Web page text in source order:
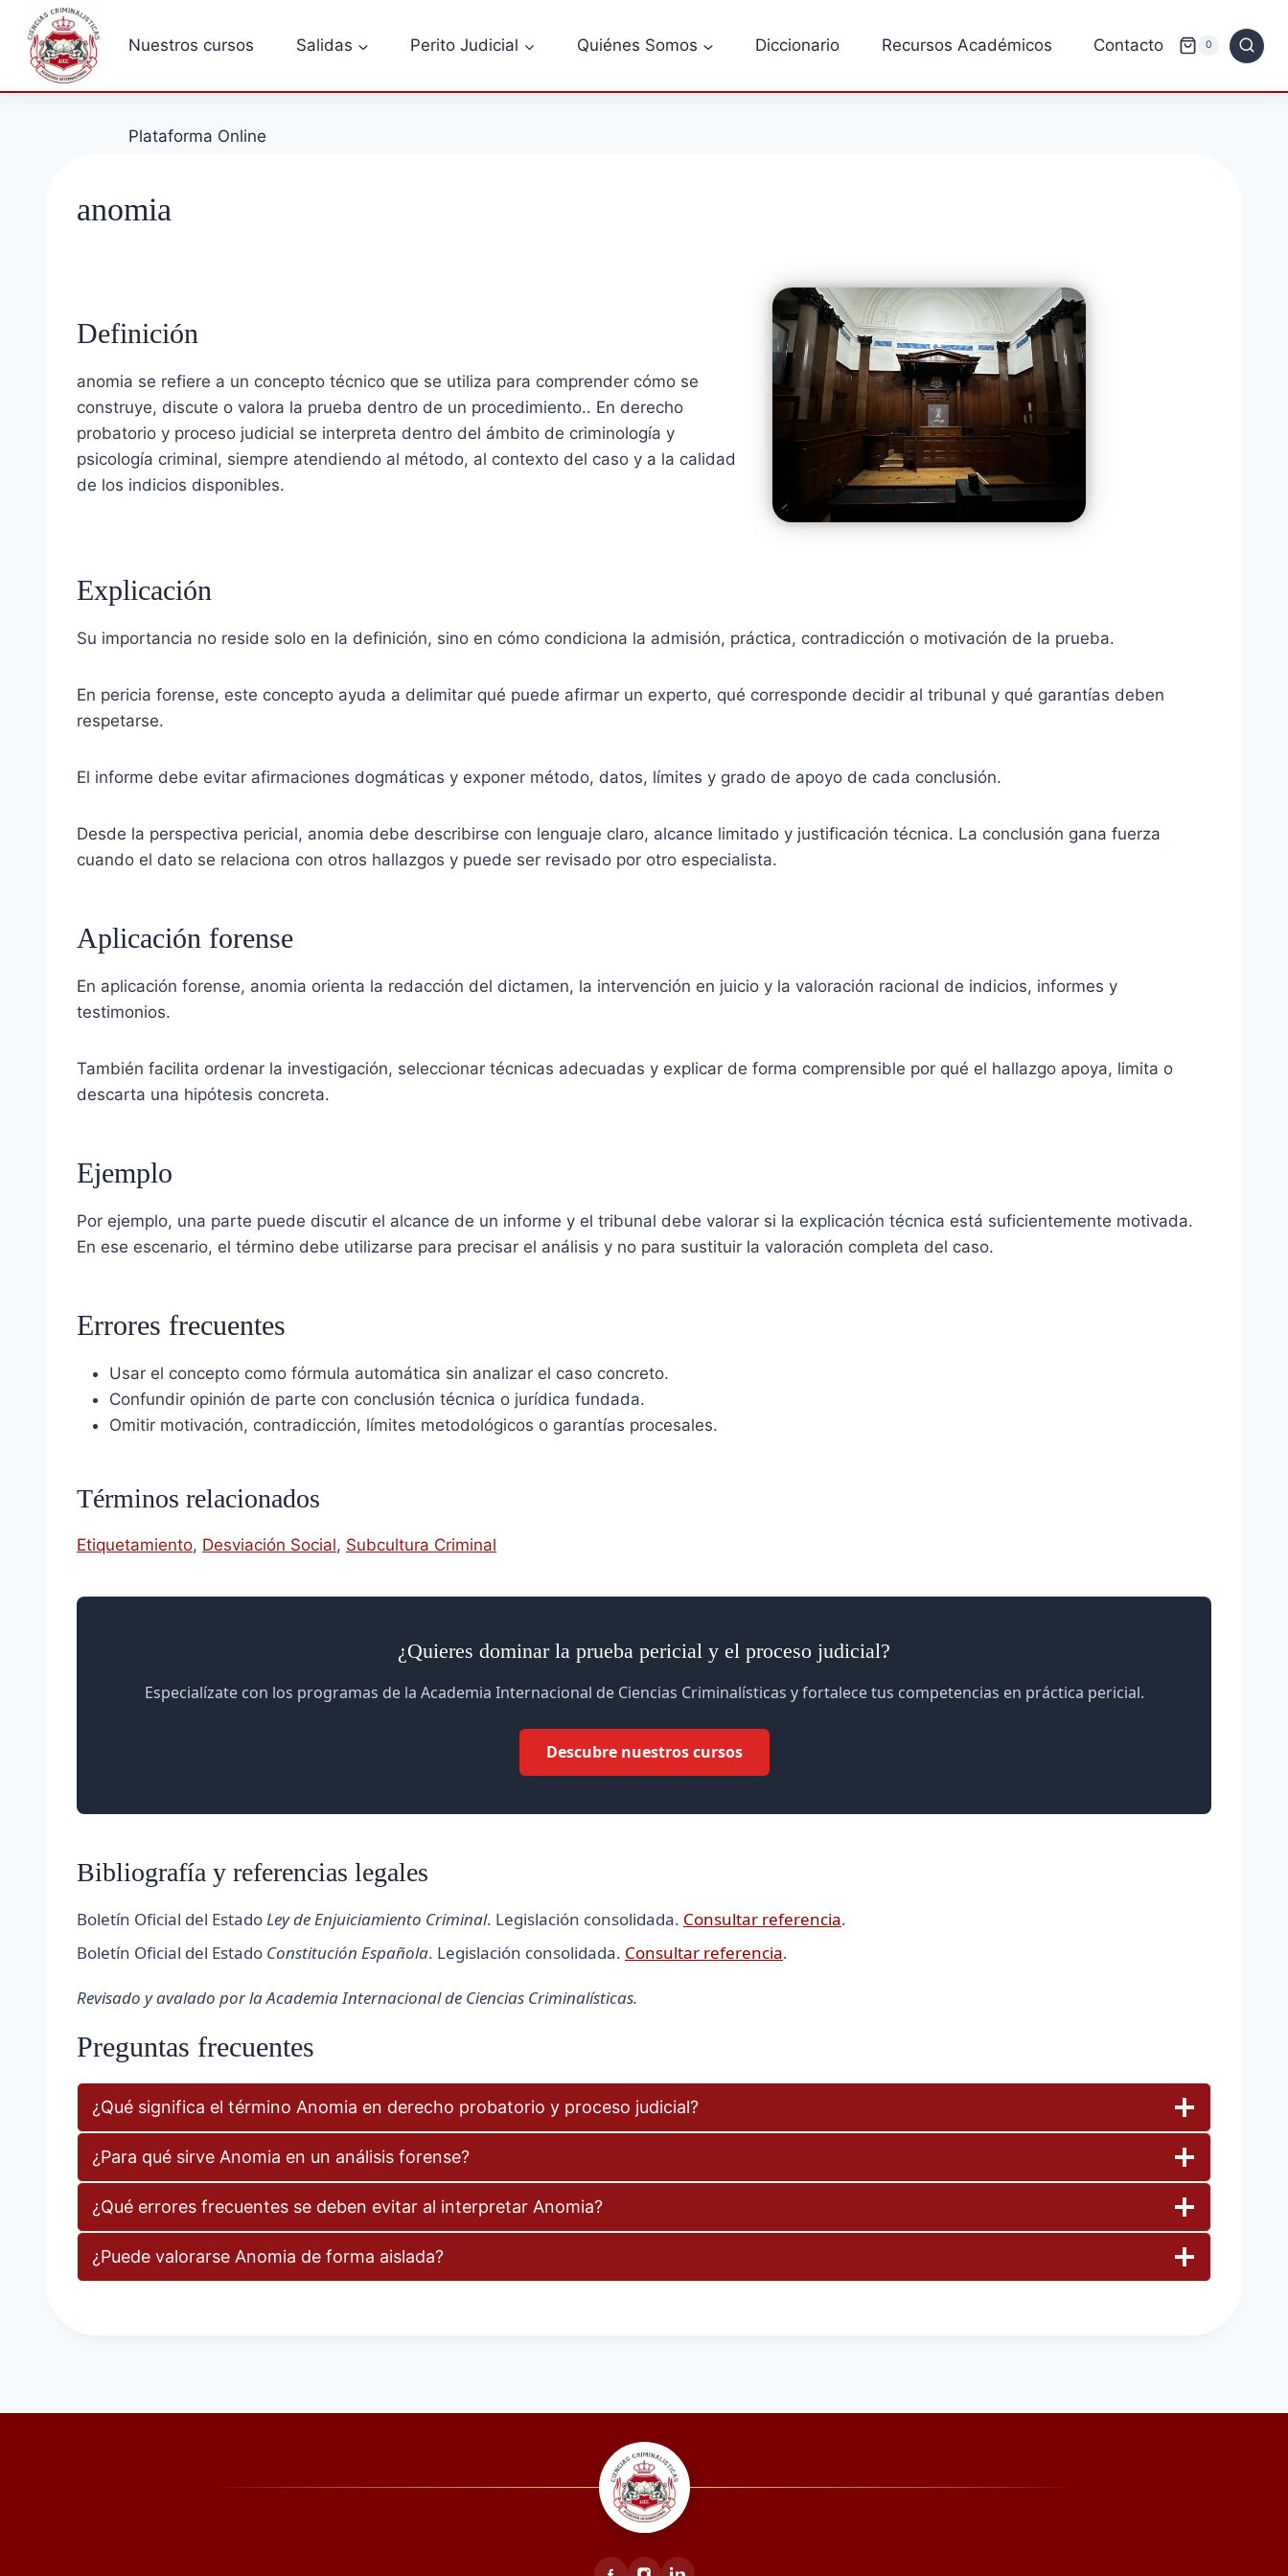
Saltar
contenido
Nuestros cursos Salidas Perito Judicial Quiénes Somos Diccionario Recursos Académicos Contacto
Plataforma Online
0
anomia
Definición
anomia se refiere a un concepto técnico que se utiliza para comprender cómo se
construye, discute o valora la prueba dentro de un procedimiento.. En derecho
probatorio y proceso judicial se interpreta dentro del ámbito de criminología y
psicología criminal, siempre atendiendo al método, al contexto del caso y a la calidad
de los indicios disponibles.
Explicación
Su importancia no reside solo en la definición, sino en cómo condiciona la admisión, práctica, contradicción o motivación de la prueba.
En pericia forense, este concepto ayuda a delimitar qué puede afirmar un experto, qué corresponde decidir al tribunal y qué garantías deben
respetarse.
El informe debe evitar afirmaciones dogmáticas y exponer método, datos, límites y grado de apoyo de cada conclusión.
Desde la perspectiva pericial, anomia debe describirse con lenguaje claro, alcance limitado y justificación técnica. La conclusión gana fuerza
cuando el dato se relaciona con otros hallazgos y puede ser revisado por otro especialista.
Aplicación forense
En aplicación forense, anomia orienta la redacción del dictamen, la intervención en juicio y la valoración racional de indicios, informes y
testimonios.
También facilita ordenar la investigación, seleccionar técnicas adecuadas y explicar de forma comprensible por qué el hallazgo apoya, limita o
descarta una hipótesis concreta.
Ejemplo
Por ejemplo, una parte puede discutir el alcance de un informe y el tribunal debe valorar si la explicación técnica está suficientemente motivada.
En ese escenario, el término debe utilizarse para precisar el análisis y no para sustituir la valoración completa del caso.
Errores frecuentes
Usar el concepto como fórmula automática sin analizar el caso concreto.
Confundir opinión de parte con conclusión técnica o jurídica fundada.
Omitir motivación, contradicción, límites metodológicos o garantías procesales.
Términos relacionados
Etiquetamiento, Desviación Social, Subcultura Criminal
¿Quieres dominar la prueba pericial y el proceso judicial?
Especialízate con los programas de la Academia Internacional de Ciencias Criminalísticas y fortalece tus competencias en práctica pericial.
Descubre nuestros cursos
Bibliografía y referencias legales
Boletín Oficial del EstadoLey de Enjuiciamiento Criminal. Legislación consolidada. Consultar referencia.
Boletín Oficial del Estado Constitución Española. Legislación consolidada. Consultar referencia.
Revisado y avalado por la Academia Internacional de Ciencias Criminalísticas.
Preguntas frecuentes
¿Qué significa el término Anomia en derecho probatorio y proceso judicial?
¿Para qué sirve Anomia en un análisis forense?
¿Qué errores frecuentes se deben evitar al interpretar Anomia?
¿Puede valorarse Anomia de forma aislada?